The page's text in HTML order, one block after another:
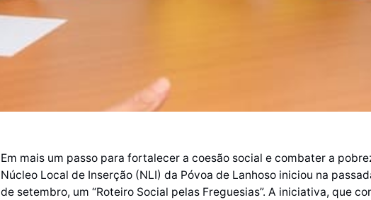
Em mais um passo para fortalecer a coesão social e combater a
Núcleo Local de Inserção (NLI) da Póvoa de Lanhoso iniciou na
de setembro, um “Roteiro Social pelas Freguesias”. A iniciativa, que